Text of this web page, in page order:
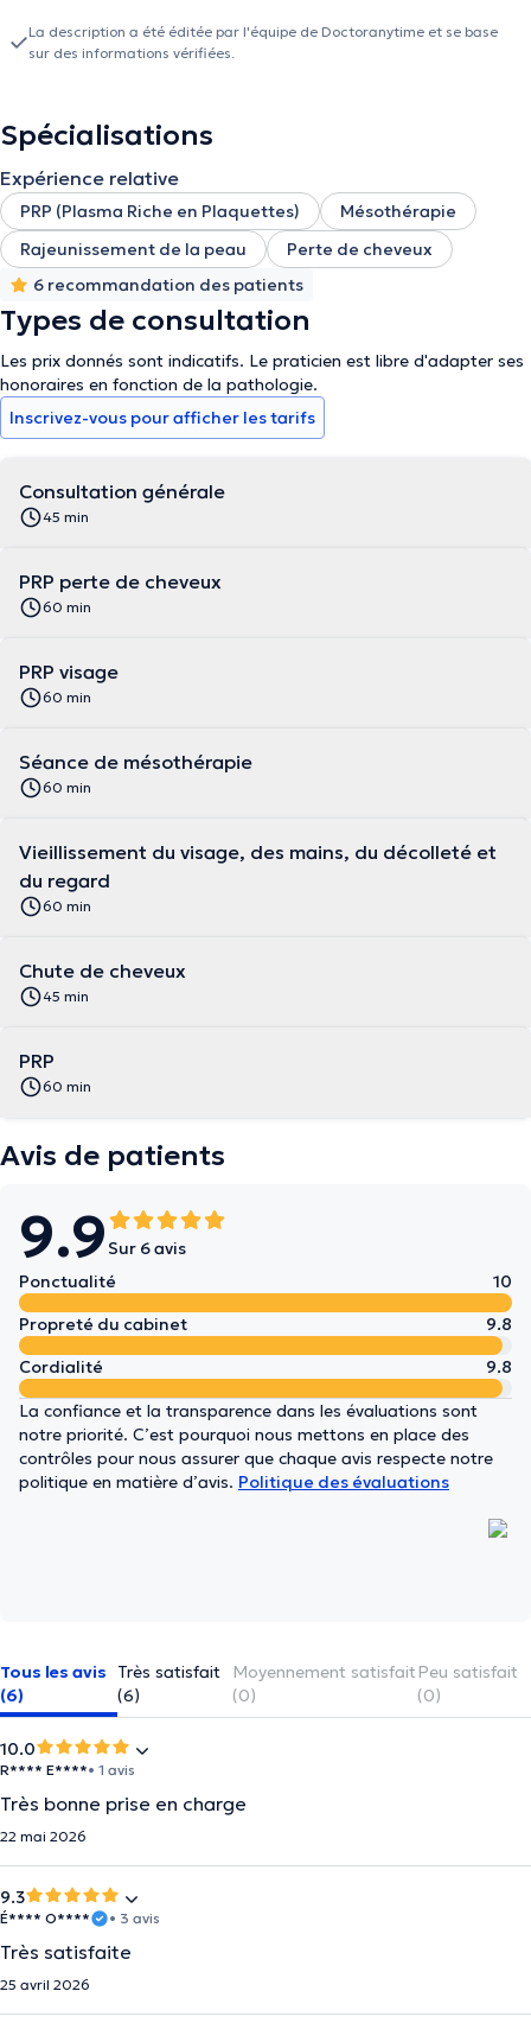
La description a été éditée par l'équipe de Doctoranytime et se base
sur des informations vérifiées.
Spécialisations
Expérience relative
PRP (Plasma Riche en Plaquettes)
Mésothérapie
Rajeunissement de la peau
Perte de cheveux
6 recommandation des patients
Types de consultation
Les prix donnés sont indicatifs. Le praticien est libre d'adapter ses
honoraires en fonction de la pathologie.
Inscrivez-vous pour afficher les tarifs
Consultation générale
45 min
PRP perte de cheveux
60 min
PRP visage
60 min
Séance de mésothérapie
60 min
Vieillissement du visage, des mains, du décolleté et
du regard
60 min
Chute de cheveux
45 min
PRP
60 min
Avis de patients
9.9 Sur 6 avis
Ponctualité
10
Propreté du cabinet
9.8
Cordialité
9.8
La confiance et la transparence dans les évaluations sont
notre priorité. C’est pourquoi nous mettons en place des
contrôles pour nous assurer que chaque avis respecte notre
politique en matière d’avis. Politique des évaluations
Tous les avis
(6)
Très satisfait
(6)
Moyennement satisfait
(0)
Peu satisfait
(0)
10.0
R**** E****• 1 avis
Très bonne prise en charge
22 mai 2026
9.3
É**** O**** • 3 avis
Très satisfaite
25 avril 2026